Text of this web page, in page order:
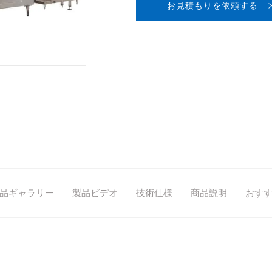
お見積もりを依頼する
ギャラリー 製品ビデオ 技術仕様 商品説明 おす